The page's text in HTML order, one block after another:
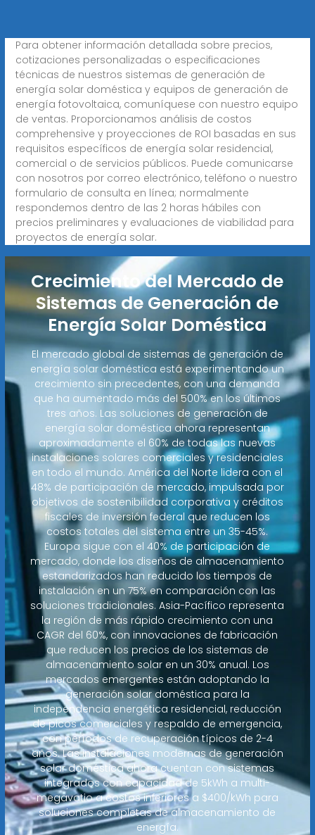
Para obtener información detallada sobre precios,
cotizaciones personalizadas o especificaciones
técnicas de nuestros sistemas de generación de
energía solar doméstica y equipos de generación de
energía fotovoltaica, comuníquese con nuestro equipo
de ventas. Proporcionamos análisis de costos
comprehensive y proyecciones de ROI basadas en sus
requisitos específicos de energía solar residencial,
comercial o de servicios públicos. Puede comunicarse
con nosotros por correo electrónico, teléfono o nuestro
formulario de consulta en línea; normalmente
respondemos dentro de las 2 horas hábiles con
precios preliminares y evaluaciones de viabilidad para
proyectos de energía solar.
Crecimiento del Mercado de
Sistemas de Generación de
Energía Solar Doméstica
El mercado global de sistemas de generación de
energía solar doméstica está experimentando un
crecimiento sin precedentes, con una demanda
que ha aumentado más del 500% en los últimos
tres años. Las soluciones de generación de
energía solar doméstica ahora representan
aproximadamente el 60% de todas las nuevas
instalaciones solares comerciales y residenciales
en todo el mundo. América del Norte lidera con el
48% de participación de mercado, impulsada por
objetivos de sostenibilidad corporativa y créditos
fiscales de inversión federal que reducen los
costos totales del sistema entre un 35-45%.
Europa sigue con el 40% de participación de
mercado, donde los diseños de almacenamiento
estandarizados han reducido los tiempos de
instalación en un 75% en comparación con las
soluciones tradicionales. Asia-Pacífico representa
la región de más rápido crecimiento con una
CAGR del 60%, con innovaciones de fabricación
que reducen los precios de los sistemas de
almacenamiento solar en un 30% anual. Los
mercados emergentes están adoptando la
generación solar doméstica para la
independencia energética residencial, reducción
de picos comerciales y respaldo de emergencia,
con períodos de recuperación típicos de 2-4
años. Las instalaciones modernas de generación
solar doméstica ahora cuentan con sistemas
integrados con capacidad de 5kWh a multi-
megavatio a costos inferiores a $400/kWh para
soluciones completas de almacenamiento de
energía.